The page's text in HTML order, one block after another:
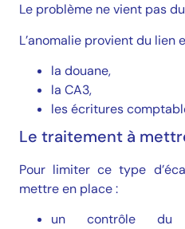
Le problème ne vient pas
L’anomalie provient du lien
la douane,
la CA3,
les écritures
Le traitement à
Pour limiter ce type
mettre en place :
un contrôle du